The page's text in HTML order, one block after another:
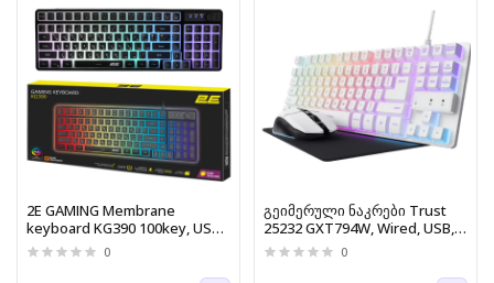
2E GAMING Membrane
keyboard KG390 100key, USB-
A/WL/BT, EN/UA, RGB, black
0
გეიმერული ნაკრები Trust
25232 GXT794W, Wired, USB,
3-IN-1 Gaming Kit, White
0